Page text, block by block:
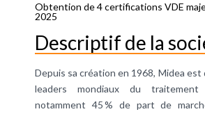
Obtention de 4 certifications VDE
2025
Descriptif de la
Depuis sa création en 1968, Midea est
leaders mondiaux du
notamment 45 % de part de